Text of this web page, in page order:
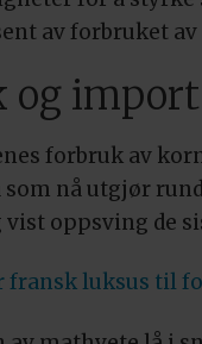
av forbruket
og
forbruk av
nå utgjør
vist oppsving de
fransk luksus til